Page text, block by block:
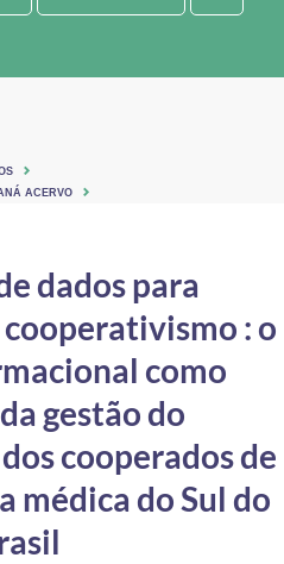
Humanos
ACERVO
dados para
: o
como
gestão do
cooperados de
médica do Sul do